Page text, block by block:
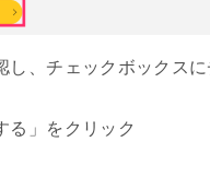
し、チェックボックス
る」をクリック